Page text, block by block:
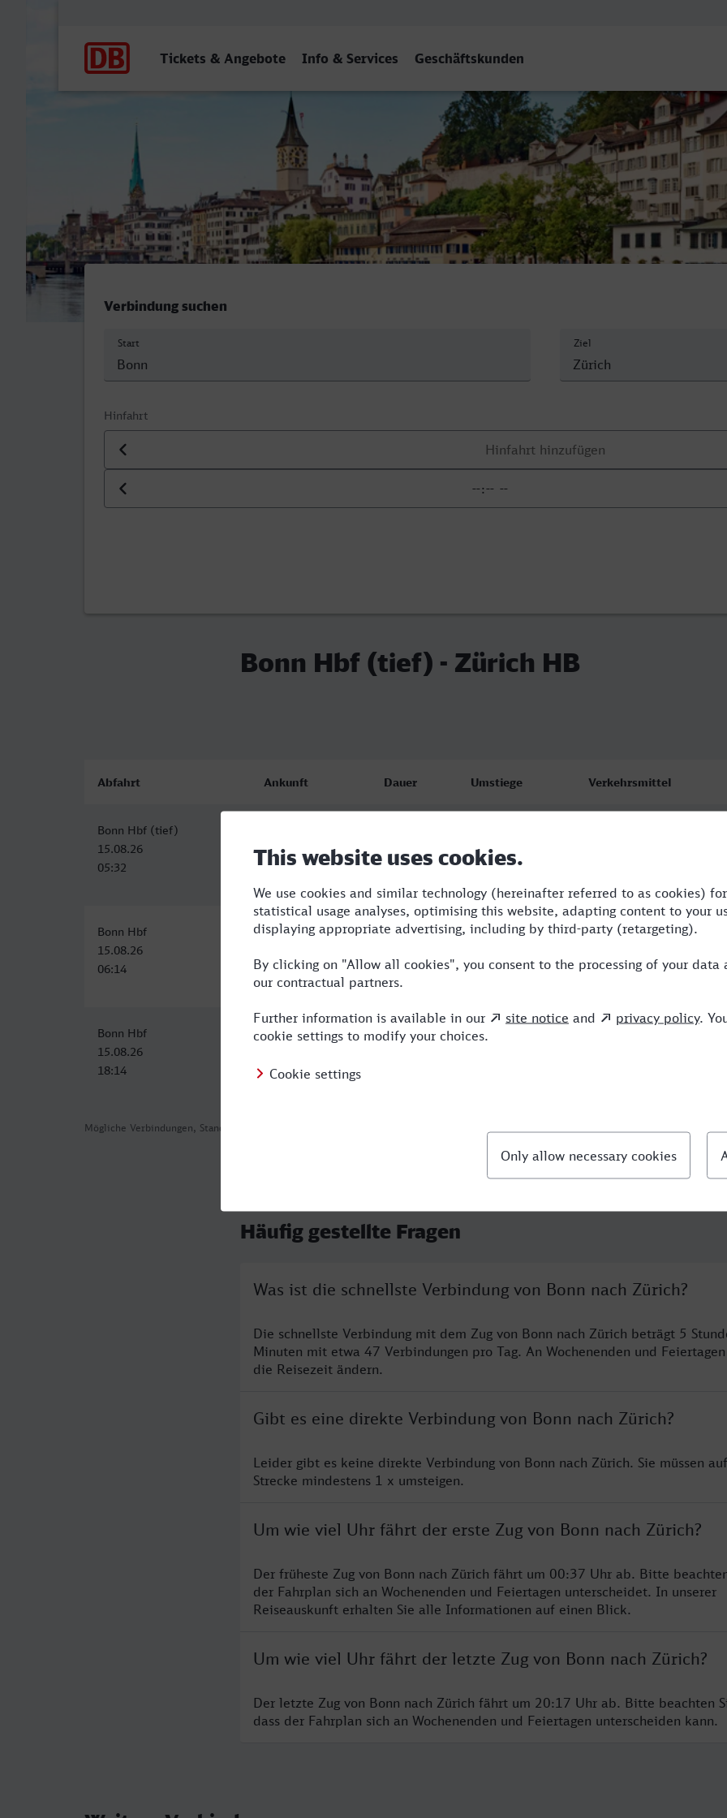
Tickets & Angebote Info & Services Geschäftskunden
Bonn Hbf (tief) - Zürich HB
Verbindung suchen
Start Ziel
Hinfahrt
Datum der Hinfahrt
Uhrzeit der Hinfahrt
Bonn Hbf (tief) - Zürich HB
Mögliche Verbindungen, Stand: 2026-08-01 04:13
Abfahrt Ankunft Dauer Umstiege Verkehrsmittel
Bonn Hbf (tief)
15.08.26
05:32
15.08.26
11:27
Bonn Hbf
15.08.26
06:14
Zürich HB
13:32
7:18 1 ICE
Bonn Hbf
15.08.26
18:14
Zürich HB
07:55
13:41 4
Häufig gestellte Fragen
Was ist die schnellste Verbindung von Bonn nach Zürich?
Die schnellste Verbindung mit dem Zug von Bonn nach Zürich beträgt 5
Minuten mit etwa 47 Verbindungen pro Tag. An Wochenenden und
die Reisezeit ändern.
Gibt es eine direkte Verbindung von Bonn nach Zürich?
Leider gibt es keine direkte Verbindung von Bonn nach Zürich. Sie müssen
Strecke mindestens 1 x umsteigen.
Um wie viel Uhr fährt der erste Zug von Bonn nach Zürich?
Der früheste Zug von Bonn nach Zürich fährt um 00:37 Uhr ab. Bitte
der Fahrplan sich an Wochenenden und Feiertagen unterscheidet. In unserer
Reiseauskunft erhalten Sie alle Informationen auf einen Blick.
Um wie viel Uhr fährt der letzte Zug von Bonn nach Zürich?
Der letzte Zug von Bonn nach Zürich fährt um 20:17 Uhr ab. Bitte beachten
dass der Fahrplan sich an Wochenenden und Feiertagen unterscheiden kann.